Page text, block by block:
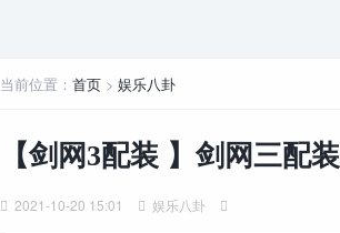
当前位置： 首页> 娱乐八卦
【剑网3配装 】剑网三配装
2021-10-20 15:01 娱乐八卦